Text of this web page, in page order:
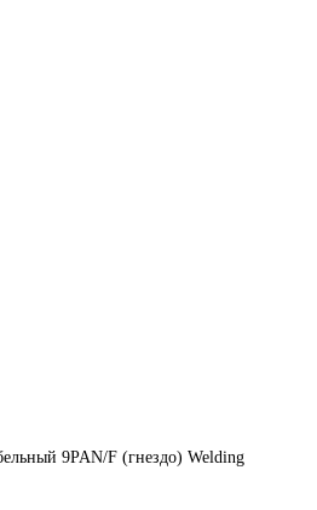
9PAN/F (гнездо) Welding